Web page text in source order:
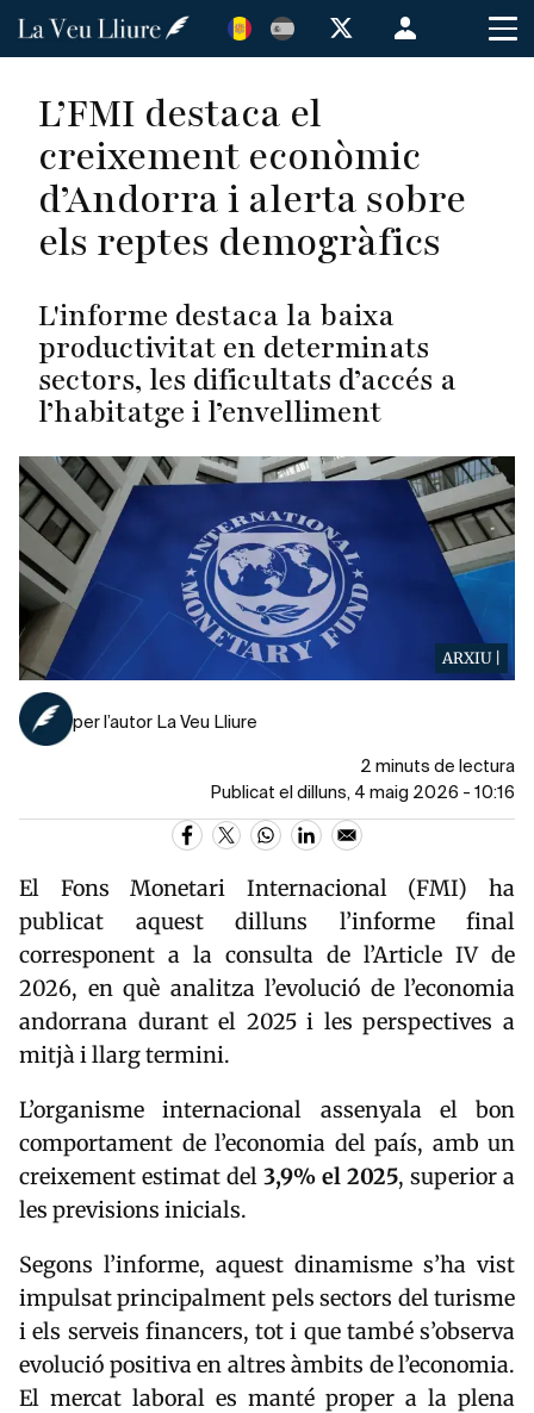
Vés
Menú
de
usuario
L’FMI destaca el
creixement econòmic
d’Andorra i alerta sobre
els reptes demogràfics
L'informe destaca la baixa
productivitat en determinats
sectors, les dificultats d’accés a
l’habitatge i l’envelliment
ARXIU |
per l’autor La Veu Lliure
2 minuts de lectura
Publicat el dilluns, 4 maig 2026 - 10:16
El Fons Monetari Internacional (FMI) ha
publicat aquest dilluns l’informe final
corresponent a la consulta de l’Article IV de
2026, en què analitza l’evolució de l’economia
andorrana durant el 2025 i les perspectives a
mitjà i llarg termini.
L’organisme internacional assenyala el bon
comportament de l’economia del país, amb un
creixement estimat del 3,9% el 2025, superior a
les previsions inicials.
Segons l’informe, aquest dinamisme s’ha vist
impulsat principalment pels sectors del turisme
i els serveis financers, tot i que també s’observa
evolució positiva en altres àmbits de l’economia.
El mercat laboral es manté proper a la plena